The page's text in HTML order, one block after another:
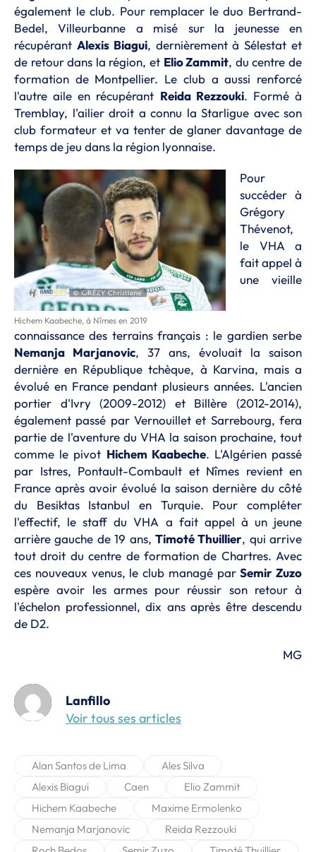
également le club. Pour remplacer le duo Bertrand-
Bedel, Villeurbanne a misé sur la jeunesse en
récupérant Alexis Biagui, dernièrement à Sélestat et
de retour dans la région, et Elio Zammit, du centre de
formation de Montpellier. Le club a aussi renforcé
l'autre aile en récupérant Reida Rezzouki. Formé à
Tremblay, l'ailier droit a connu la Starligue avec son
club formateur et va tenter de glaner davantage de
temps de jeu dans la région lyonnaise.
Hichem Kaabeche, à Nîmes en 2019
Pour
succéder à
Grégory
Thévenot,
le VHA a
fait appel à
une vieille
connaissance des terrains français : le gardien serbe
Nemanja Marjanovic, 37 ans, évoluait la saison
dernière en République tchèque, à Karvina, mais a
évolué en France pendant plusieurs années. L'ancien
portier d'Ivry (2009-2012) et Billère (2012-2014),
également passé par Vernouillet et Sarrebourg, fera
partie de l'aventure du VHA la saison prochaine, tout
comme le pivot Hichem Kaabeche. L'Algérien passé
par Istres, Pontault-Combault et Nîmes revient en
France après avoir évolué la saison dernière du côté
du Besiktas Istanbul en Turquie. Pour compléter
l'effectif, le staff du VHA a fait appel à un jeune
arrière gauche de 19 ans, Timoté Thuillier, qui arrive
tout droit du centre de formation de Chartres. Avec
ces nouveaux venus, le club managé parSemir Zuzo
espère avoir les armes pour réussir son retour à
l'échelon professionnel, dix ans après être descendu
de D2.
MG
Lanfillo
Voir tous ses articles
Alan Santos de Lima
Ales Silva
Alexis Biagui
Caen
Elio Zammit
Hichem Kaabeche
Maxime Ermolenko
Nemanja Marjanovic
Reida Rezzouki